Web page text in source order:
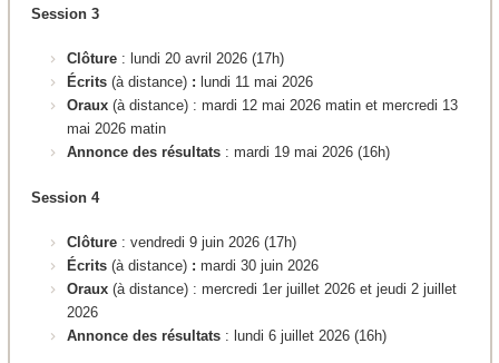
Session 3
Clôture : lundi 20 avril 2026 (17h)
Écrits (à distance) : lundi 11 mai 2026
Oraux (à distance) : mardi 12 mai 2026 matin et mercredi 13
mai 2026 matin
Annonce des résultats : mardi 19 mai 2026 (16h)
Session 4
Clôture : vendredi 9 juin 2026 (17h)
Écrits (à distance) : mardi 30 juin 2026
Oraux (à distance) : mercredi 1er juillet 2026 et jeudi 2 juillet
2026
Annonce des résultats : lundi 6 juillet 2026 (16h)